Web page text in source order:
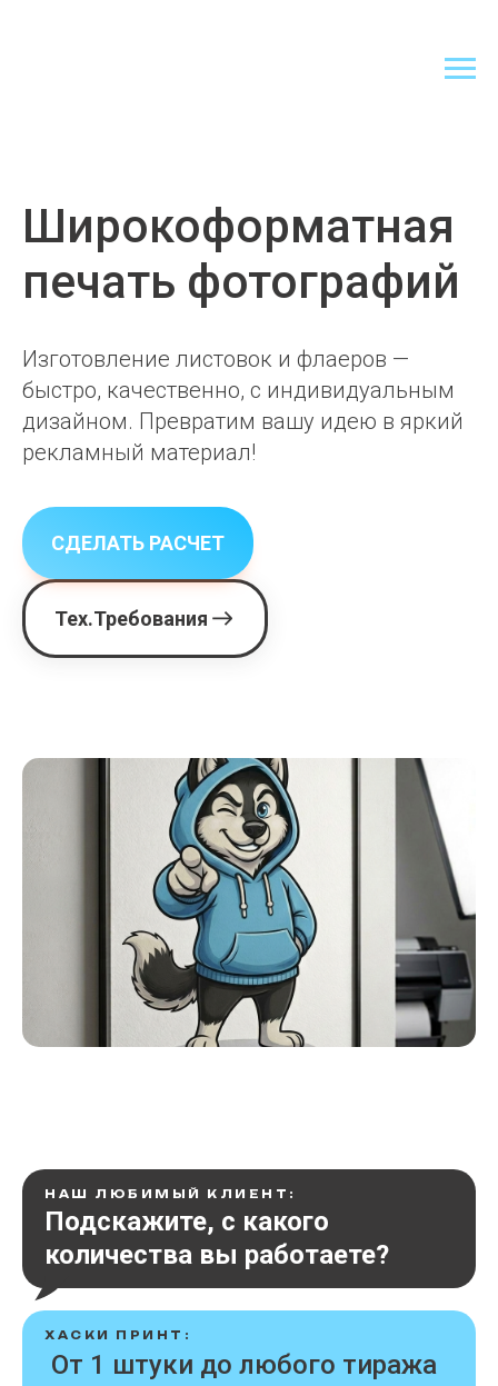
Широкоформатная
печать фотографий
Изготовление листовок и флаеров —
быстро, качественно, с индивидуальным
дизайном. Превратим вашу идею в яркий
рекламный материал!
СДЕЛАТЬ РАСЧЕТ
Тех.Требования
НАШ ЛЮБИМЫЙ КЛИЕНТ:
Подскажите, с какого
количества вы работаете?
ХАСКИ ПРИНТ:
От 1 штуки до любого тиража